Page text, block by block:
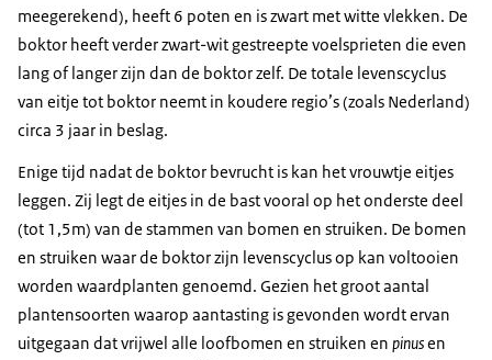
meegerekend), heeft 6 poten en is zwart met witte vlekken. De
boktor heeft verder zwart-wit gestreepte voelsprieten die even
lang of langer zijn dan de boktor zelf. De totale levenscyclus
van eitje tot boktor neemt in koudere regio’s (zoals Nederland)
circa 3 jaar in beslag.
Enige tijd nadat de boktor bevrucht is kan het vrouwtje eitjes
leggen. Zij legt de eitjes in de bast vooral op het onderste deel
(tot 1,5m) van de stammen van bomen en struiken. De bomen
en struiken waar de boktor zijn levenscyclus op kan voltooien
worden waardplanten genoemd. Gezien het groot aantal
plantensoorten waarop aantasting is gevonden wordt ervan
uitgegaan dat vrijwel alle loofbomen en struiken en pinusen